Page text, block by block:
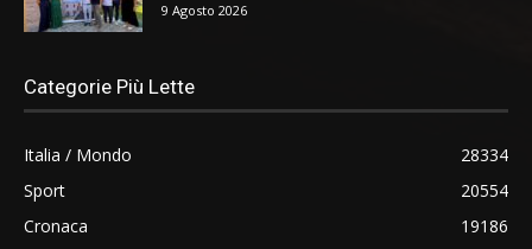
9 Agosto 2026
Categorie Più Lette
Italia / Mondo
28334
Sport
20554
Cronaca
19186